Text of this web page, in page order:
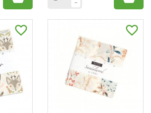
favorite_border favorite_border